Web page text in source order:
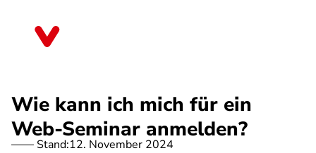
Wie kann ich mich für ein
Web-Seminar anmelden?
Stand:12. November 2024